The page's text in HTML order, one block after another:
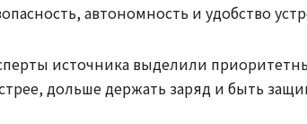
автономность и удобство
источника выделили
дольше держать заряд и быть